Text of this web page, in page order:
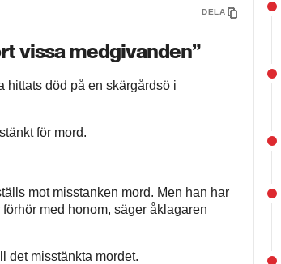
DELA
vissa medgivanden”
hittats död på en skärgårdsö i
för mord.
mot misstanken mord. Men han har
med honom, säger åklagaren
det misstänkta mordet.